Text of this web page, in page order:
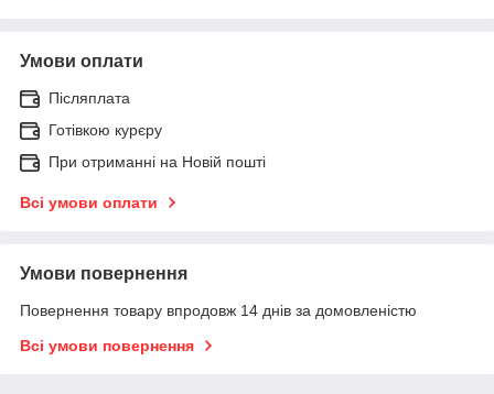
Умови оплати
Післяплата
Готівкою курєру
При отриманні на Новій пошті
Всі умови оплати
Умови повернення
Повернення товару впродовж 14 днів за домовленістю
Всі умови повернення